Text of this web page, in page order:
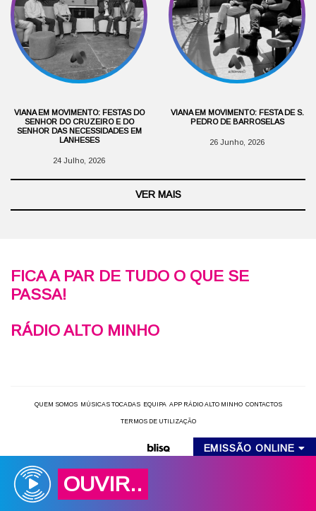
EMISSÃO ONLINE
OUVIR..
VIANA EM MOVIMENTO: FESTAS DO
SENHOR DO CRUZEIRO E DO
SENHOR DAS NECESSIDADES EM
LANHESES
24 Julho, 2026
VIANA EM MOVIMENTO: FESTA DE S.
PEDRO DE BARROSELAS
26 Junho, 2026
VER MAIS
FICA A PAR DE TUDO O QUE SE
PASSA!
RÁDIO ALTO MINHO
QUEM SOMOS MÚSICAS TOCADAS EQUIPA APP RÁDIO ALTO MINHO CONTACTOS
TERMOS DE UTILIZAÇÃO